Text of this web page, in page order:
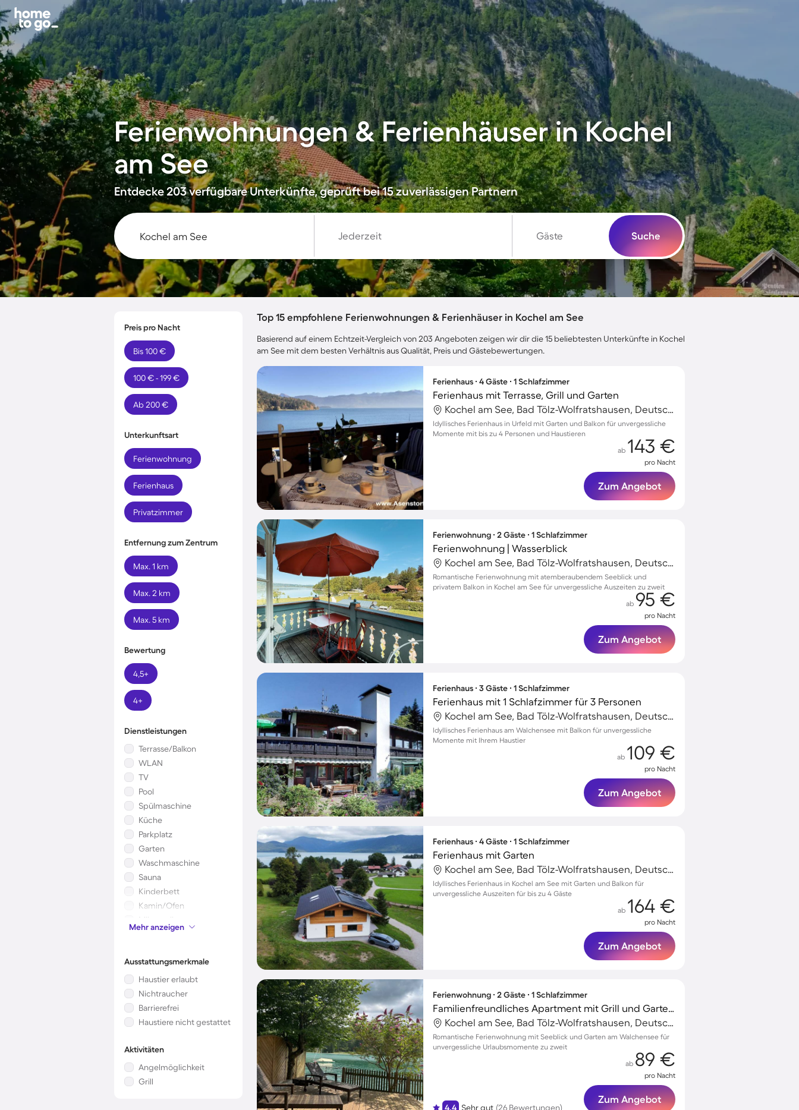
Ferienwohnungen & Ferienhäuser in Kochel
am See
Entdecke 203 verfügbare Unterkünfte, geprüft bei 15 zuverlässigen Partnern
Jederzeit Gäste Suche
Preis pro Nacht
Bis 100 €
100 € - 199 €
Ab 200 €
Unterkunftsart
Ferienwohnung
Ferienhaus
Privatzimmer
Entfernung zum Zentrum
Max. 1 km
Max. 2 km
Max. 5 km
Bewertung
4,5+
4+
Dienstleistungen
Terrasse/Balkon
WLAN
TV
Pool
Spülmaschine
Küche
Parkplatz
Garten
Waschmaschine
Sauna
Kinderbett
Kamin/Ofen
Mikrowelle
Whirlpool
Mehr anzeigen
Ausstattungsmerkmale
Haustier erlaubt
Nichtraucher
Barrierefrei
Haustiere nicht gestattet
Aktivitäten
Angelmöglichkeit
Grill
Top 15 empfohlene Ferienwohnungen & Ferienhäuser in Kochel am See
Basierend auf einem Echtzeit-Vergleich von 203 Angeboten zeigen wir dir die 15 beliebtesten Unterkünfte in Kochel
am See mit dem besten Verhältnis aus Qualität, Preis und Gästebewertungen.
Ferienhaus ∙ 4 Gäste ∙ 1 Schlafzimmer
Ferienhaus mit Terrasse, Grill und Garten
Kochel am See, Bad Tölz-Wolfratshausen, Deutschland
Idyllisches Ferienhaus in Urfeld mit Garten und Balkon für unvergessliche
Momente mit bis zu 4 Personen und Haustieren
ab 143 €
pro Nacht
Zum Angebot
Ferienwohnung ∙ 2 Gäste ∙ 1 Schlafzimmer
Ferienwohnung | Wasserblick
Kochel am See, Bad Tölz-Wolfratshausen, Deutschland
Romantische Ferienwohnung mit atemberaubendem Seeblick und
privatem Balkon in Kochel am See für unvergessliche Auszeiten zu zweit
ab 95 €
pro Nacht
Zum Angebot
Ferienhaus ∙ 3 Gäste ∙ 1 Schlafzimmer
Ferienhaus mit 1 Schlafzimmer für 3 Personen
Kochel am See, Bad Tölz-Wolfratshausen, Deutschland
Idyllisches Ferienhaus am Walchensee mit Balkon für unvergessliche
Momente mit Ihrem Haustier
ab 109 €
pro Nacht
Zum Angebot
Ferienhaus ∙ 4 Gäste ∙ 1 Schlafzimmer
Ferienhaus mit Garten
Kochel am See, Bad Tölz-Wolfratshausen, Deutschland
Idyllisches Ferienhaus in Kochel am See mit Garten und Balkon für
unvergessliche Auszeiten für bis zu 4 Gäste
ab 164 €
pro Nacht
Zum Angebot
Ferienwohnung ∙ 2 Gäste ∙ 1 Schlafzimmer
Familienfreundliches Apartment mit Grill und Garten | Bergblick
Kochel am See, Bad Tölz-Wolfratshausen, Deutschland
Romantische Ferienwohnung mit Seeblick und Garten am Walchensee für
unvergessliche Urlaubsmomente zu zweit
4.4 Sehr gut (26 Bewertungen)
ab 89 €
pro Nacht
Zum Angebot